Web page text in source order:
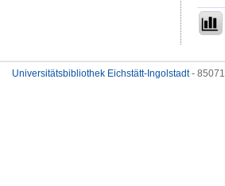
Universitätsbibliothek Eichstätt-Ingolstadt-